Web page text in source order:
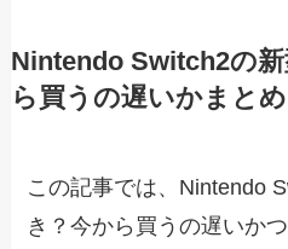
Nintendo Switch2の
ら買うの遅いかまとめ
この記事では、Nintendo
き？今から買うの遅いか